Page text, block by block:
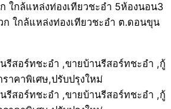
ใกล้แหล่งท่องเทียวชะอำ 5ห้องนอน3
ก ใกล้แหล่งท่องเทียวชะอำ ต.ดอนขุน